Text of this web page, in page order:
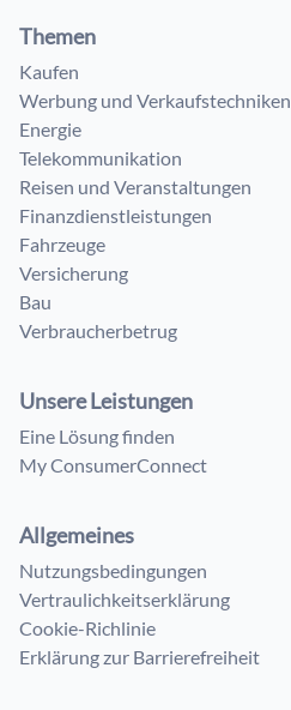
Themen
Kaufen
Werbung und Verkaufstechniken
Energie
Telekommunikation
Reisen und Veranstaltungen
Finanzdienstleistungen
Fahrzeuge
Versicherung
Bau
Verbraucherbetrug
Unsere Leistungen
Eine Lösung finden
My ConsumerConnect
Allgemeines
Nutzungsbedingungen
Vertraulichkeitserklärung
Cookie-Richlinie
Erklärung zur Barrierefreiheit